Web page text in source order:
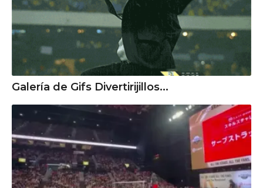
Galería de Gifs Divertirijillos...